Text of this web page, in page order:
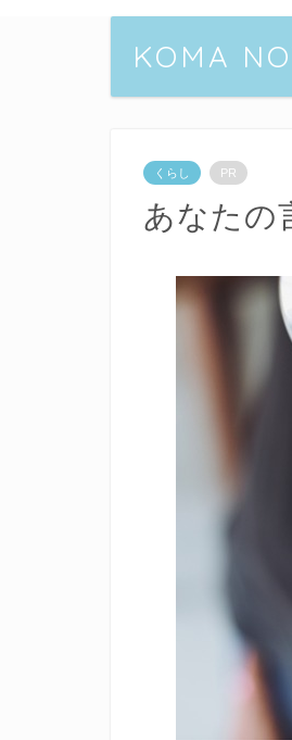
KOMA
くらし PR
あなたの